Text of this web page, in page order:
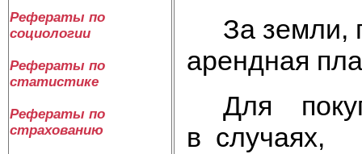
Рефераты по
социологии
Рефераты по
статистике
Рефераты по
страхованию
За земли,
арендная
Для
в случаях,